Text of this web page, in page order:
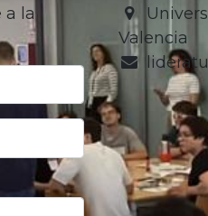
a la
Valencia